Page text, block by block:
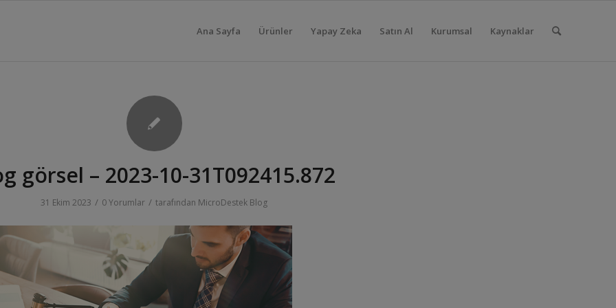
Ana Sayfa Ürünler Yapay Zeka Satın Al Kurumsal Kaynaklar
görsel – 2023-10-31T092415.872
31 Ekim 2023 / 0 Yorumlar / tarafından MicroDestek Blog